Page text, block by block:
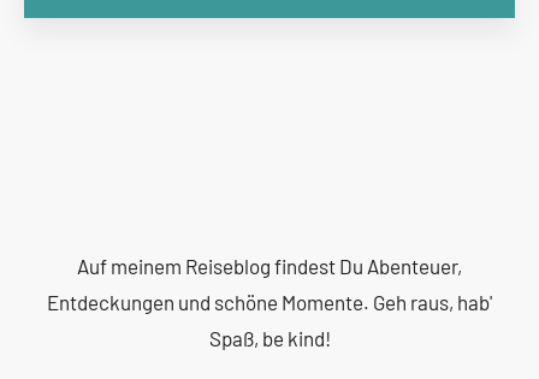
Auf meinem Reiseblog findest Du Abenteuer,
Entdeckungen und schöne Momente. Geh raus, hab'
Spaß, be kind!